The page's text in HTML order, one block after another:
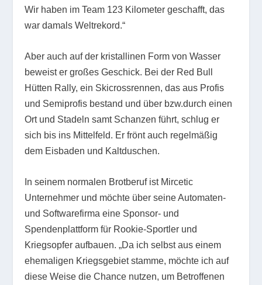
Wir haben im Team 123 Kilometer geschafft, das
war damals Weltrekord.“
Aber auch auf der kristallinen Form von Wasser
beweist er großes Geschick. Bei der Red Bull
Hütten Rally, ein Skicrossrennen, das aus Profis
und Semiprofis bestand und über bzw.durch einen
Ort und Stadeln samt Schanzen führt, schlug er
sich bis ins Mittelfeld. Er frönt auch regelmäßig
dem Eisbaden und Kaltduschen.
In seinem normalen Brotberuf ist Mircetic
Unternehmer und möchte über seine Automaten-
und Softwarefirma eine Sponsor- und
Spendenplattform für Rookie-Sportler und
Kriegsopfer aufbauen. „Da ich selbst aus einem
ehemaligen Kriegsgebiet stamme, möchte ich auf
diese Weise die Chance nutzen, um Betroffenen